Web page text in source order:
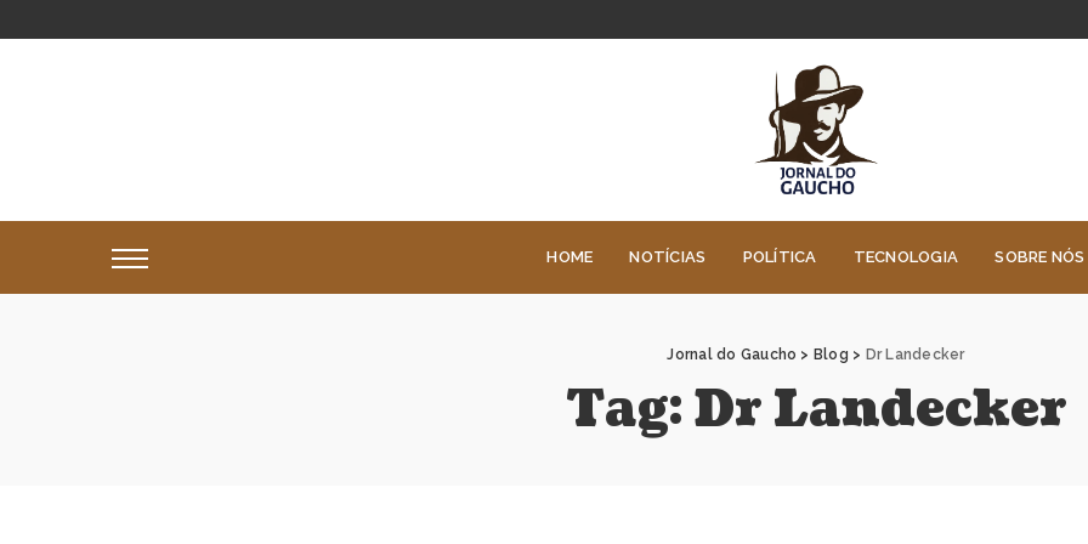
HOME NOTÍCIAS POLÍTICA TECNOLOGIA SOBRE NÓS
Jornal do Gaucho > Blog > Dr Landecker
Tag:Dr Landecker